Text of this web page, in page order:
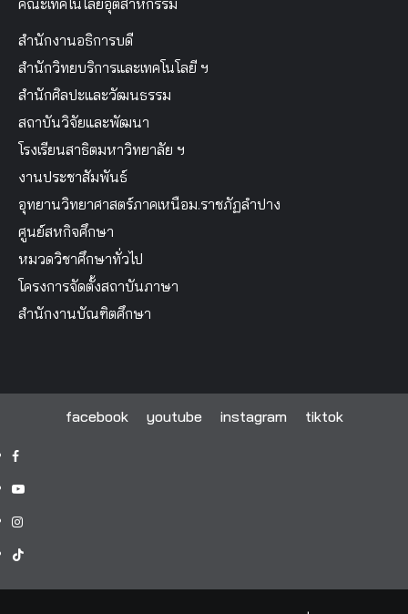
คณะเทคโนโลยีอุตสาหกรรม
สำนักงานอธิการบดี
สำนักวิทยบริการและเทคโนโลยี ฯ
สำนักศิลปะและวัฒนธรรม
สถาบันวิจัยและพัฒนา
โรงเรียนสาธิตมหาวิทยาลัย ฯ
งานประชาสัมพันธ์
อุทยานวิทยาศาสตร์ภาคเหนือม.ราชภัฏลำปาง
ศูนย์สหกิจศึกษา
หมวดวิชาศึกษาทั่วไป
โครงการจัดตั้งสถาบันภาษา
สำนักงานบัณฑิตศึกษา
facebook youtube instagram tiktok
facebook
youtube
instagram
tiktok